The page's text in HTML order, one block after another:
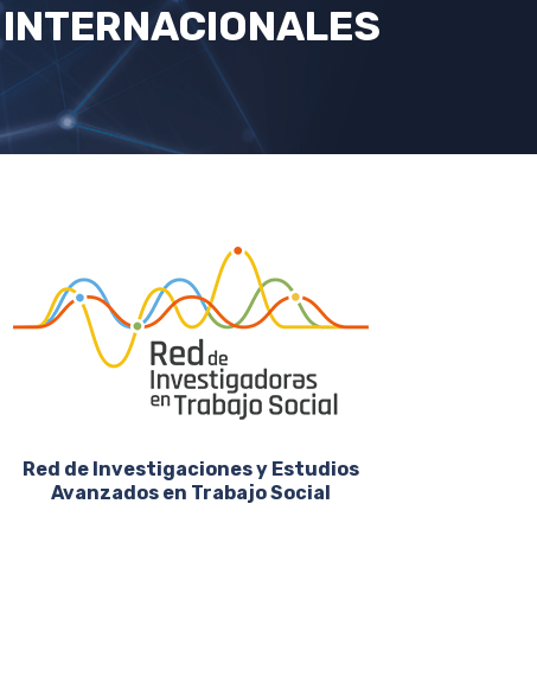
INTERNACIONALES
Red de Investigaciones y Estudios
Avanzados en Trabajo Social